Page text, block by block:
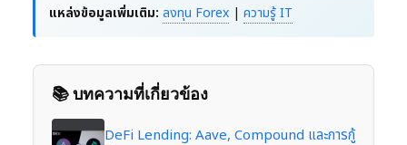
แหล่งข้อมูลเพิ่มเติม: ลงทุน Forex | ความรู้ IT
📚 บทความที่เกี่ยวข้อง
DeFi Lending: Aave, Compound และการกู้